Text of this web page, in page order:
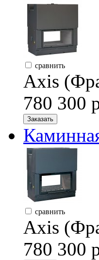
сравнить
Axis
780 300
Заказать
сравнить
Axis
780 300